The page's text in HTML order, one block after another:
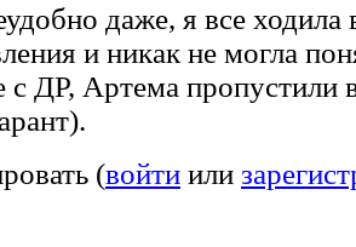
даже, я все ходила
и никак не могла
с ДР, Артема пропустили
(войти или